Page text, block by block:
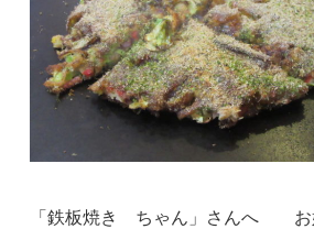
「鉄板焼き ちゃん」さんへ お